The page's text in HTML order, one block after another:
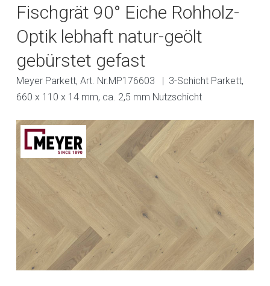
Fischgrät 90° Eiche Rohholz-
Optik lebhaft natur-geölt
gebürstet gefast
Meyer Parkett, Art. Nr.MP176603 | 3-Schicht Parkett,
660 x 110 x 14 mm, ca. 2,5 mm Nutzschicht